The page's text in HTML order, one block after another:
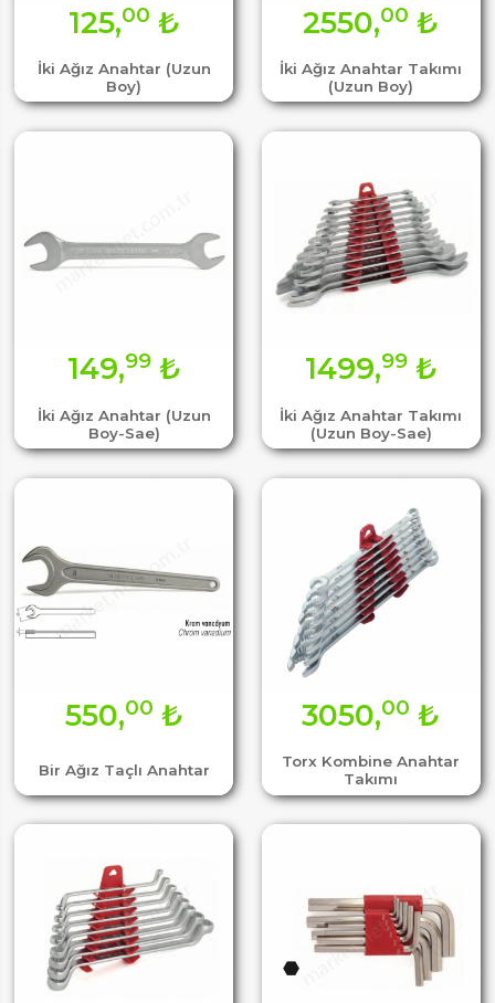
İki Ağız Anahtar (Uzun
Boy)
125,00 ₺
İki Ağız Anahtar Takımı
(Uzun Boy)
2550,00 ₺
İki Ağız Anahtar (Uzun
Boy-Sae)
149,99₺
İki Ağız Anahtar Takımı
(Uzun Boy-Sae)
1499,99₺
Bir Ağız Taçlı Anahtar
550,00 ₺
Torx Kombine Anahtar
Takımı
3050,00 ₺